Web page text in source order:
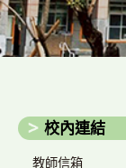
校內連結
教師信箱